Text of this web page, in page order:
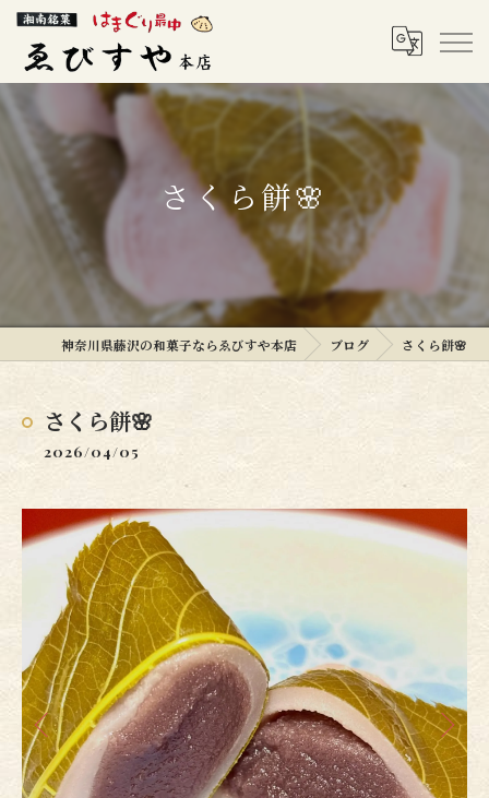
さくら餅🌸
神奈川県藤沢の和菓子ならゑびすや本店 ブログ さくら餅🌸
さくら餅🌸
2026/04/05